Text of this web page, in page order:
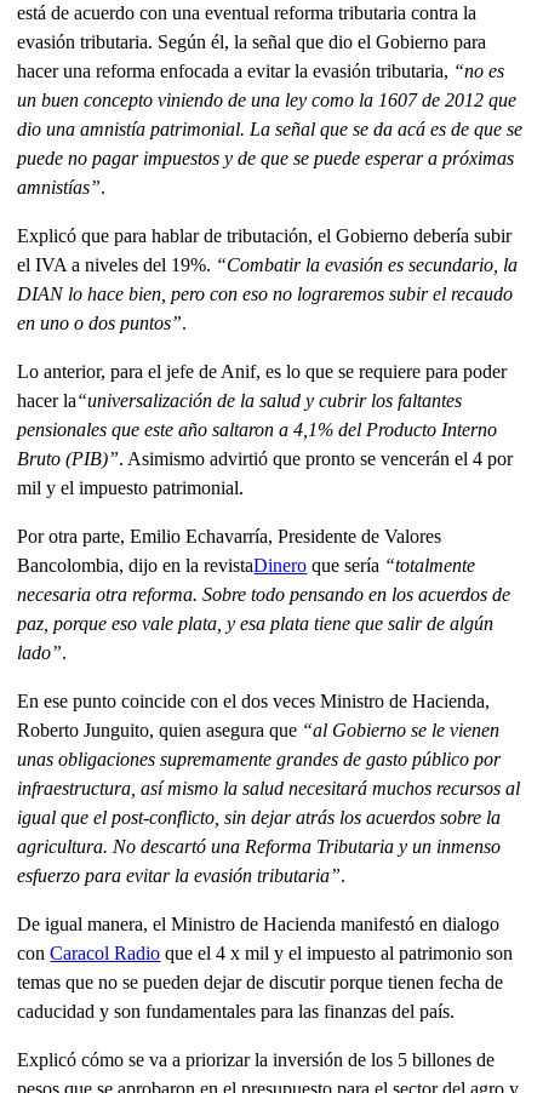
está de acuerdo con una eventual reforma tributaria contra la
evasión tributaria. Según él, la señal que dio el Gobierno para
hacer una reforma enfocada a evitar la evasión tributaria, “no es
un buen concepto viniendo de una ley como la 1607 de 2012 que
dio una amnistía patrimonial. La señal que se da acá es de que se
puede no pagar impuestos y de que se puede esperar a próximas
amnistías”.
Explicó que para hablar de tributación, el Gobierno debería subir
el IVA a niveles del 19%. “Combatir la evasión es secundario, la
DIAN lo hace bien, pero con eso no lograremos subir el recaudo
en uno o dos puntos”.
Lo anterior, para el jefe de Anif, es lo que se requiere para poder
hacer la“universalización de la salud y cubrir los faltantes
pensionales que este año saltaron a 4,1% del Producto Interno
Bruto (PIB)”. Asimismo advirtió que pronto se vencerán el 4 por
mil y el impuesto patrimonial.
Por otra parte, Emilio Echavarría, Presidente de Valores
Bancolombia, dijo en la revistaDinero que sería “totalmente
necesaria otra reforma. Sobre todo pensando en los acuerdos de
paz, porque eso vale plata, y esa plata tiene que salir de algún
lado”.
En ese punto coincide con el dos veces Ministro de Hacienda,
Roberto Junguito, quien asegura que “al Gobierno se le vienen
unas obligaciones supremamente grandes de gasto público por
infraestructura, así mismo la salud necesitará muchos recursos al
igual que el post-conflicto, sin dejar atrás los acuerdos sobre la
agricultura. No descartó una Reforma Tributaria y un inmenso
esfuerzo para evitar la evasión tributaria”.
De igual manera, el Ministro de Hacienda manifestó en dialogo
conCaracol Radio que el 4 x mil y el impuesto al patrimonio son
temas que no se pueden dejar de discutir porque tienen fecha de
caducidad y son fundamentales para las finanzas del país.
Explicó cómo se va a priorizar la inversión de los 5 billones de
pesos que se aprobaron en el presupuesto para el sector del agro y